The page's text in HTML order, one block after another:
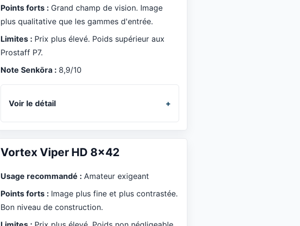
Points forts : Grand champ de vision. Image
plus qualitative que les gammes d'entrée.
Limites : Prix plus élevé. Poids supérieur aux
Prostaff P7.
Note Senkōra : 8,9/10
Voir le détail
Vortex Viper HD 8x42
Usage recommandé : Amateur exigeant
Points forts : Image plus fine et plus contrastée.
Bon niveau de construction.